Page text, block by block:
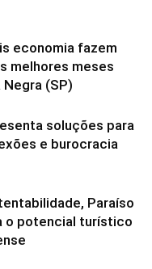
economia fazem
melhores meses
(SP)
soluções para
e burocracia
Paraíso
o potencial turístico